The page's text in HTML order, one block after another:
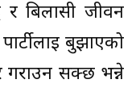
र बिलासी जीवन
बुझाएको
गराउन सक्छ भन्ने